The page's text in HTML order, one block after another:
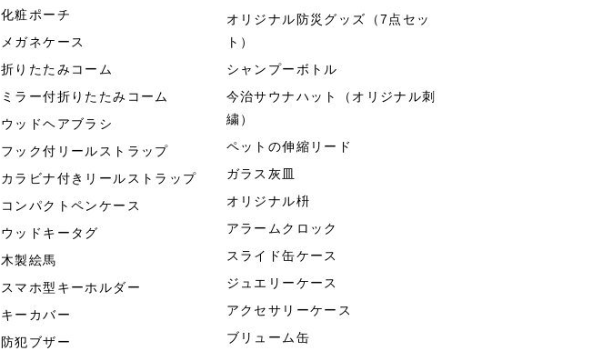
化粧ポーチ
メガネケース
折りたたみコーム
ミラー付折りたたみコーム
ウッドヘアブラシ
フック付リールストラップ
カラビナ付きリールストラップ
コンパクトペンケース
ウッドキータグ
木製絵馬
スマホ型キーホルダー
キーカバー
防犯ブザー
オリジナル防災グッズ（7点セッ
ト）
シャンプーボトル
今治サウナハット（オリジナル刺
繍）
ペットの伸縮リード
ガラス灰皿
オリジナル枡
アラームクロック
スライド缶ケース
ジュエリーケース
アクセサリーケース
ブリューム缶